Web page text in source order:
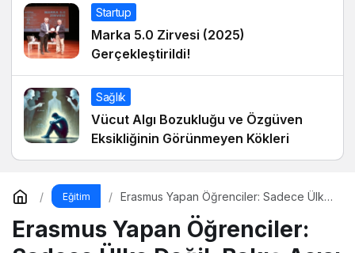
Startup
Marka 5.0 Zirvesi (2025)
Gerçekleştirildi!
Sağlık
Vücut Algı Bozukluğu ve Özgüven
Eksikliğinin Görünmeyen Kökleri
Eğitim
Erasmus Yapan Öğrenciler: Sadece Ülke
Erasmus Yapan Öğrenciler: